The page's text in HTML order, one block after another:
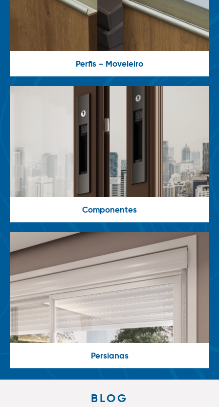
Perfis – Moveleiro
Componentes
Persianas
BLOG